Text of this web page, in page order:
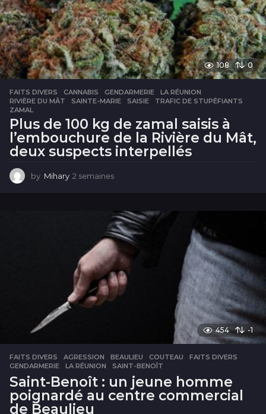
108 0
FAITS DIVERS CANNABIS ,GENDARMERIE ,LA RÉUNION
RIVIÈRE DU MÂT
,SAINTE-MARIE ,SAISIE ,TRAFIC DE STUPÉFIANTS
ZAMAL
Plus de 100 kg de zamal saisis à
l’embouchure de la Rivière du Mât,
deux suspects interpellés
by Mihary 2 semaines
a
i
n
e
s
454 -1
FAITS DIVERS AGRESSION ,BEAULIEU ,COUTEAU ,FAITS DIVERS
GENDARMERIE
,LA RÉUNION ,SAINT-BENOÎT
Saint-Benoît : un jeune homme
poignardé au centre commercial
de Beaulieu